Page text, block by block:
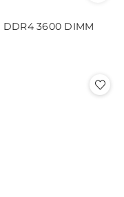
DDR4 3600 DIMM